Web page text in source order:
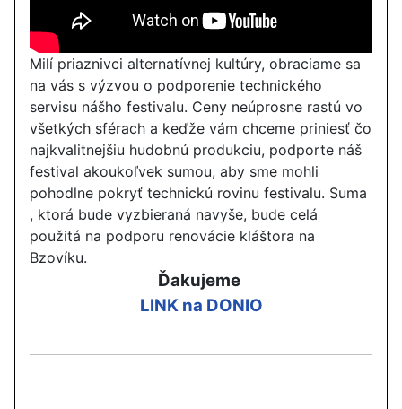
Milí priaznivci alternatívnej kultúry, obraciame sa
na vás s výzvou o podporenie technického
servisu nášho festivalu. Ceny neúprosne rastú vo
všetkých sférach a keďže vám chceme priniesť čo
najkvalitnejšiu hudobnú produkciu, podporte náš
festival akoukoľvek sumou, aby sme mohli
pohodlne pokryť technickú rovinu festivalu. Suma
, ktorá bude vyzbieraná navyše, bude celá
použitá na podporu renovácie kláštora na
Bzovíku.
Ďakujeme
LINK na DONIO